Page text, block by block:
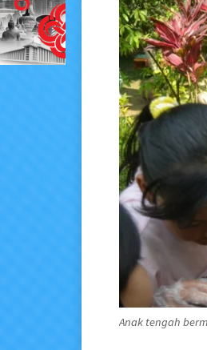
Anak tengah